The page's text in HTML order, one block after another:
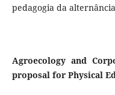
pedagogia da
Agroecology and
proposal for Physical